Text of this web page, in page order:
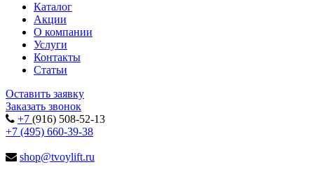
Каталог
Акции
О компании
Услуги
Контакты
Статьи
Оставить заявку
Заказать звонок
+7 (916) 508-52-13
+7 (495) 660-39-38
shop@tvoylift.ru